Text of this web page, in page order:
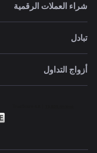
شراء العملات الرقمية
تبادل
أزواج التداول